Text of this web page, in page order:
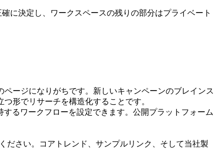
に決定し、ワークスペースの残りの部分はプライベート
ージになりがちです。新しいキャンペーンのブレインス
形でリサーチを構造化することです。
るワークフローを設定できます。公開プラットフォーム
ださい。コアトレンド、サンプルリンク、そして当社製